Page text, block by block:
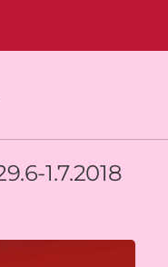
ry
1.7.2018